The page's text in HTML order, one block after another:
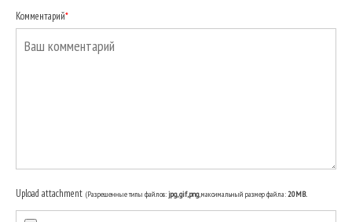
Комментарий*
Upload attachment (Разрешенные типы файлов:jpg, gif, png, максимальный размер файла:20MB.